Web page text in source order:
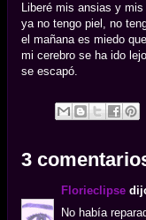
Liberé mis ansias y
ya no tengo piel, no
el mañana es miedo
mi cerebro se ha ido
se escapó.
3
Florieclipse
No había